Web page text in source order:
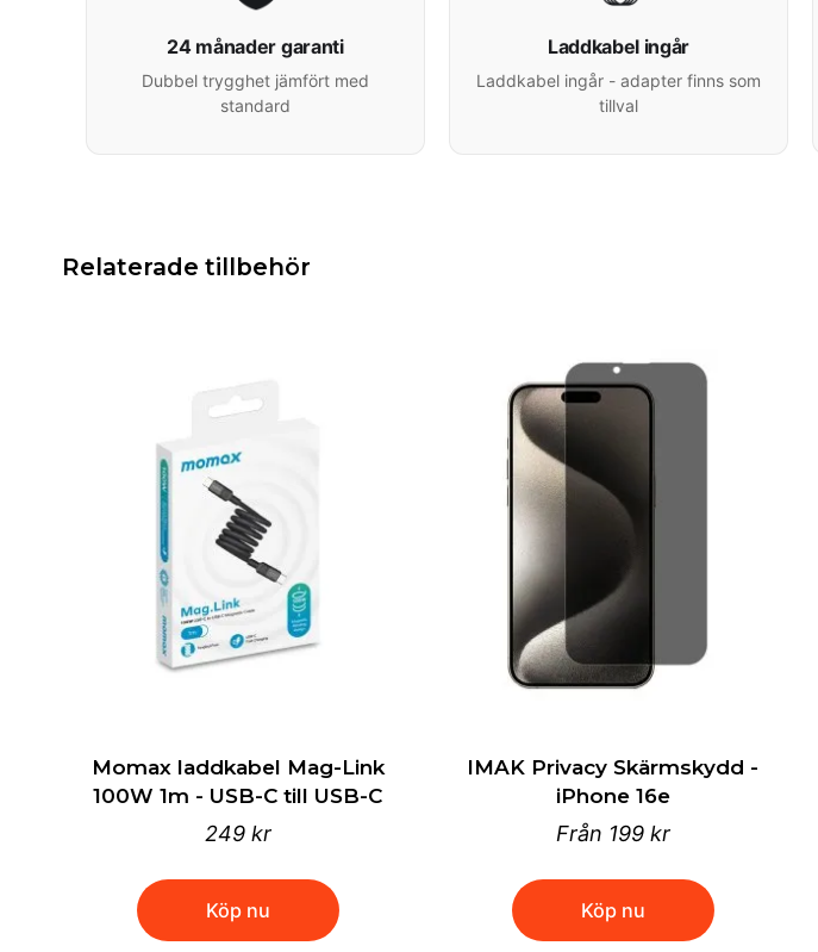
24 månader garanti
Dubbel trygghet jämfört med
standard
Laddkabel ingår
Laddkabel ingår - adapter finns som
tillval
Relaterade tillbehör
Momax laddkabel Mag-Link
100W 1m - USB-C till USB-C
249 kr
Köp nu
IMAK Privacy Skärmskydd -
iPhone 16e
Från 199 kr
Köp nu